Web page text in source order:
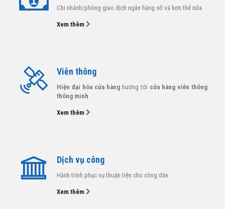
Chi nhánh/phòng giao dịch ngân hàng số và hơn thế nữa
Xem thêm
Viễn thông
Hiện đại hóa cửa hàng hướng tới cửa hàng viễn thông
thông minh
Xem thêm
Dịch vụ công
Hành trình phục vụ thuận tiện cho công dân
Xem thêm